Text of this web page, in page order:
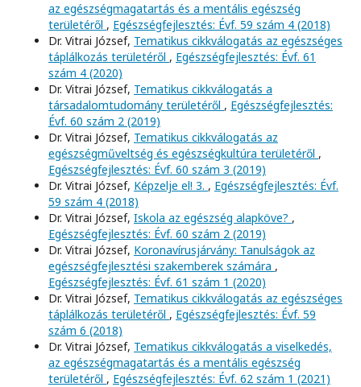
az egészségmagatartás és a mentális egészség
területéről , Egészségfejlesztés: Évf. 59 szám 4 (2018)
Dr. Vitrai József, Tematikus cikkválogatás az egészséges
táplálkozás területéről , Egészségfejlesztés: Évf. 61
szám 4 (2020)
Dr. Vitrai József, Tematikus cikkválogatás a
társadalomtudomány területéről , Egészségfejlesztés:
Évf. 60 szám 2 (2019)
Dr. Vitrai József, Tematikus cikkválogatás az
egészségműveltség és egészségkultúra területéről ,
Egészségfejlesztés: Évf. 60 szám 3 (2019)
Dr. Vitrai József, Képzelje el! 3. , Egészségfejlesztés: Évf.
59 szám 4 (2018)
Dr. Vitrai József, Iskola az egészség alapköve? ,
Egészségfejlesztés: Évf. 60 szám 2 (2019)
Dr. Vitrai József, Koronavírusjárvány: Tanulságok az
egészségfejlesztési szakemberek számára ,
Egészségfejlesztés: Évf. 61 szám 1 (2020)
Dr. Vitrai József, Tematikus cikkválogatás az egészséges
táplálkozás területéről , Egészségfejlesztés: Évf. 59
szám 6 (2018)
Dr. Vitrai József, Tematikus cikkválogatás a viselkedés,
az egészségmagatartás és a mentális egészség
területéről , Egészségfejlesztés: Évf. 62 szám 1 (2021)